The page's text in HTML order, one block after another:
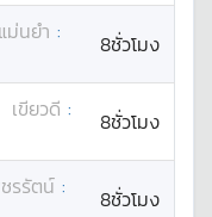
แม่นยำ :
8ชั่วโมง
เขียวดี :
8ชั่วโมง
รรัตน์ :
8ชั่วโมง